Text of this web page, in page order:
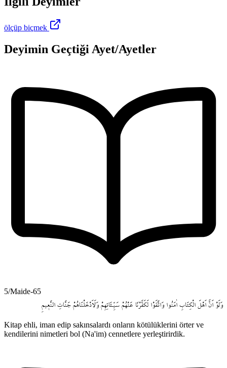
ölçüp biçmek
Deyimin Geçtiği Ayet/Ayetler
5/Maide-65
وَلَوْ اَنَّ اَهْلَ الْكِتَابِ اٰمَنُوا وَاتَّقَوْا لَكَفَّرْنَا عَنْهُمْ سَيِّـَٔاتِهِمْ وَلَاَدْخَلْنَاهُمْ جَنَّاتِ النَّع۪يمِ
Kitap ehli, iman edip sakınsalardı onların kötülüklerini örter ve
kendilerini nimetleri bol (Na'im) cennetlere yerleştirirdik.